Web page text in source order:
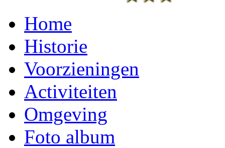
Home
Historie
Voorzieningen
Activiteiten
Omgeving
Foto album